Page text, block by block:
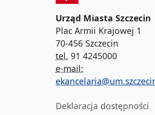
Urząd Miasta Szczecin
Plac Armii Krajowej 1
70-456 Szczecin
tel. 91 4245000
e-mail:
Deklaracja dostępności